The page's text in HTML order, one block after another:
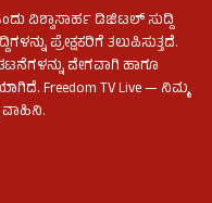
ವಿಶ್ವಾಸಾರ್ಹ ಡಿಜಿಟಲ್ ಸುದ್ದಿ
ಪ್ರೇಕ್ಷಕರಿಗೆ ತಲುಪಿಸುತ್ತದೆ.
ವೇಗವಾಗಿ ಹಾಗೂ
Freedom TV Live — ನಿಮ್ಮ
ವಾಹಿನಿ.